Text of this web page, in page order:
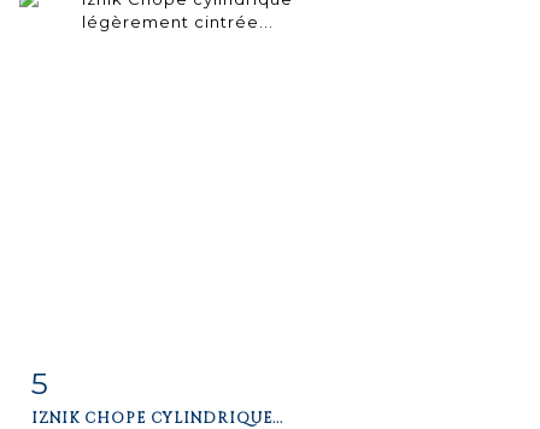
5
IZNIK CHOPE CYLINDRIQUE...